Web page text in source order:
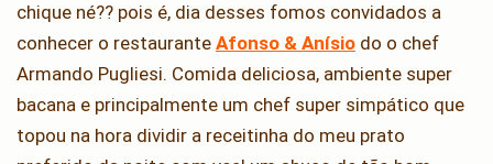
chique né?? pois é, dia desses fomos convidados a
conhecer o restaurante Afonso & Anísio do o chef
Armando Pugliesi. Comida deliciosa, ambiente super
bacana e principalmente um chef super simpático que
topou na hora dividir a receitinha do meu prato